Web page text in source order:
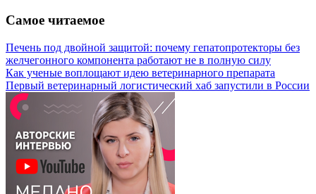
Самое читаемое
Печень под двойной защитой: почему гепатопротекторы без
желчегонного компонента работают не в полную силу
Как ученые воплощают идею ветеринарного препарата
Первый ветеринарный логистический хаб запустили в России